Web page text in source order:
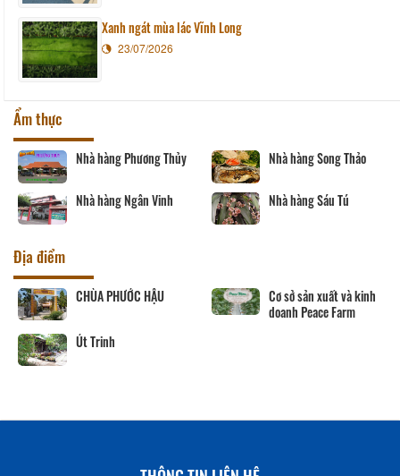
Xanh ngát mùa lác Vĩnh Long
23/07/2026
Ẩm thực
Nhà hàng Phương Thủy Nhà hàng Song Thảo
Nhà hàng Ngân Vinh Nhà hàng Sáu Tú
Địa điểm
CHÙA PHƯỚC HẬU
Cơ sở sản xuất và kinh
doanh Peace Farm
Út Trinh